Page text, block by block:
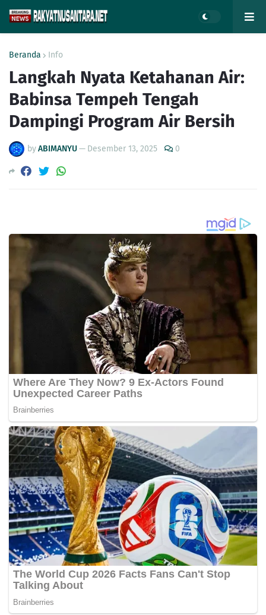
Beranda Info
Langkah Nyata Ketahanan Air:
Babinsa Tempeh Tengah
Dampingi Program Air Bersih
byABIMANYU— Desember 13, 2025 0